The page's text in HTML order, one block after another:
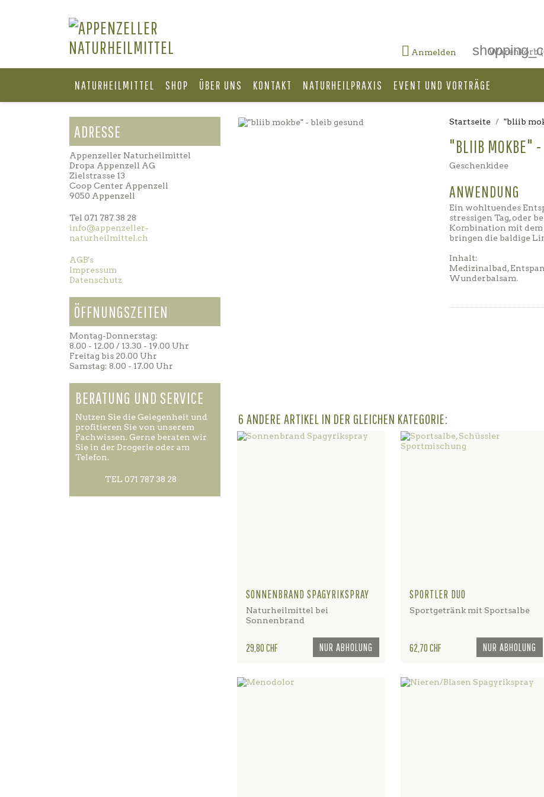
 Anmelden Warenkorb
NATURHEILMITTEL SHOP ÜBER UNS KONTAKT NATURHEILPRAXIS EVENT UND VORTRÄGE
ADRESSE
Appenzeller Naturheilmittel
Dropa Appenzell AG
Zielstrasse 13
Coop Center Appenzell
9050 Appenzell
Tel 071 787 38 28
info@appenzeller-
naturheilmittel.ch
AGB's
Impressum
Datenschutz
ÖFFNUNGSZEITEN
Montag-Donnerstag:
8.00 - 12.00 / 13.30 - 19.00 Uhr
Freitag bis 20.00 Uhr
Samstag: 8.00 - 17.00 Uhr
BERATUNG UND SERVICE
Nutzen Sie die Gelegenheit und
profitieren Sie von unserem
Fachwissen. Gerne beraten wir
Sie in der Drogerie oder am
Telefon.
TEL 071 787 38 28
Startseite "bliib
"BLIIB MOKBE" -
Geschenkidee
ANWENDUNG
Ein wohltuendes
stressigen Tag, oder
Kombination mit
bringen die baldige
Inhalt:
Medizinalbad,
Wunderbalsam.
6 ANDERE ARTIKEL IN DER GLEICHEN KATEGORIE:
SONNENBRAND SPAGYRIKSPRAY
Naturheilmittel bei
Sonnenbrand
NUR ABHOLUNG
Preis
29,80 CHF
SPORTLER DUO
Sportgetränk mit Sportsalbe
NUR ABHOLUNG
Preis
62,70 CHF